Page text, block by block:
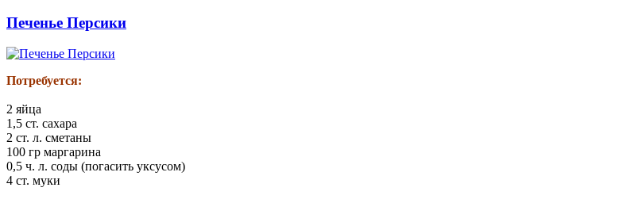
Печенье Персики
Потребуется:
2 яйца
1,5 ст. сахара
2 ст. л. сметаны
100 гр маргарина
0,5 ч. л. соды (погасить уксусом)
4 ст. муки